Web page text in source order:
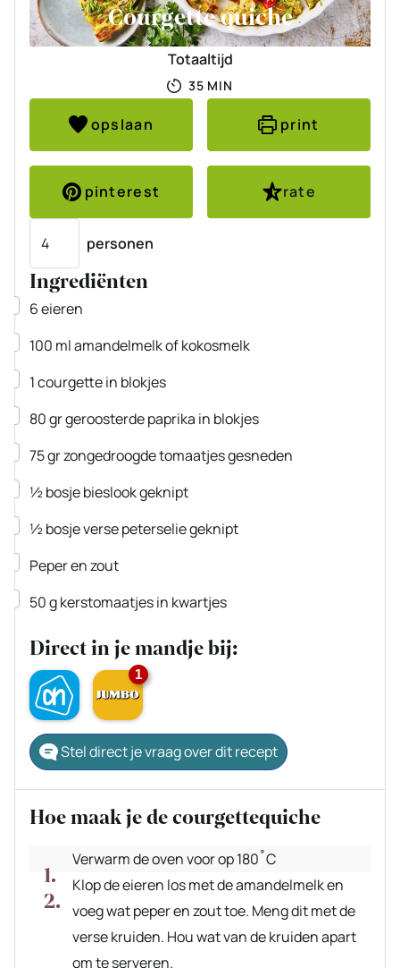
Courgette quiche
Totaaltijd
35MINUTEN
MIN
opslaan print
pinterest
rate
personen
Ingrediënten
▢
6eieren
▢
100 mlamandelmelkof kokosmelk
▢
1courgettein blokjes
▢
80grgeroosterde paprika in blokjes
▢
75grzongedroogde tomaatjesgesneden
▢
½bosjebieslookgeknipt
▢
½bosjeverse peterseliegeknipt
▢
Peper en zout
▢
50gkerstomaatjesin kwartjes
Direct in je mandje bij:
1
Stel direct je vraag over dit recept
Hoe maak je de courgettequiche
Verwarm de oven voor op 180˚C
Klop de eieren los met de amandelmelk en
voeg wat peper en zout toe. Meng dit met de
verse kruiden. Hou wat van de kruiden apart
om te serveren.